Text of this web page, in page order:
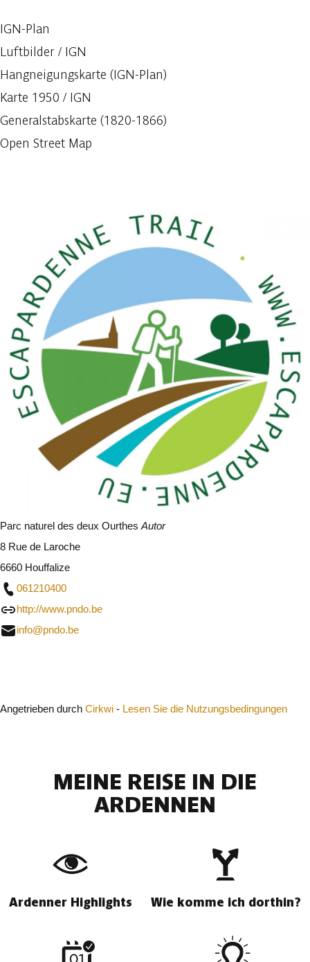
IGN-Plan
Luftbilder / IGN
Hangneigungskarte (IGN-Plan)
Karte 1950 / IGN
Generalstabskarte (1820-1866)
Open Street Map
Parc naturel des deux OurthesAutor
8 Rue de Laroche
6660 Houffalize
061210400
http://www.pndo.be
info@pndo.be
Angetrieben durch Cirkwi - Lesen Sie die Nutzungsbedingungen
MEINE REISE IN DIE
ARDENNEN
Ardenner Highlights Wie komme ich dorthin?